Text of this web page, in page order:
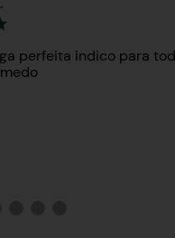
perfeita indico para